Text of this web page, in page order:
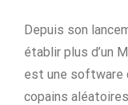
Depuis son
établir plus d’un
est une software
copains